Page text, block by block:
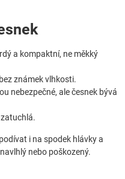
a kompaktní, ne měkký
známek vlhkosti.
nebezpečné, ale česnek bývá
i na spodek hlávky a
nebo poškozený.